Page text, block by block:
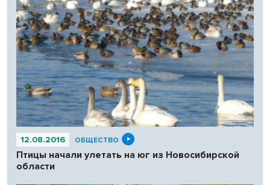
12.08.2016 ОБЩЕСТВО
Птицы начали улетать на юг из Новосибирской
области